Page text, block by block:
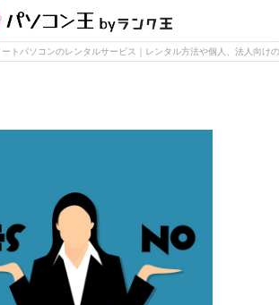
ートパソコンのレンタルサービス｜レンタル方法や個人、法人向け